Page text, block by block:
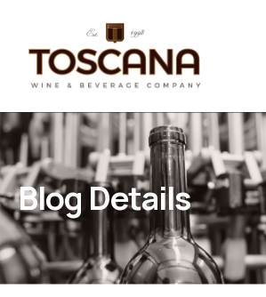
Blog Details